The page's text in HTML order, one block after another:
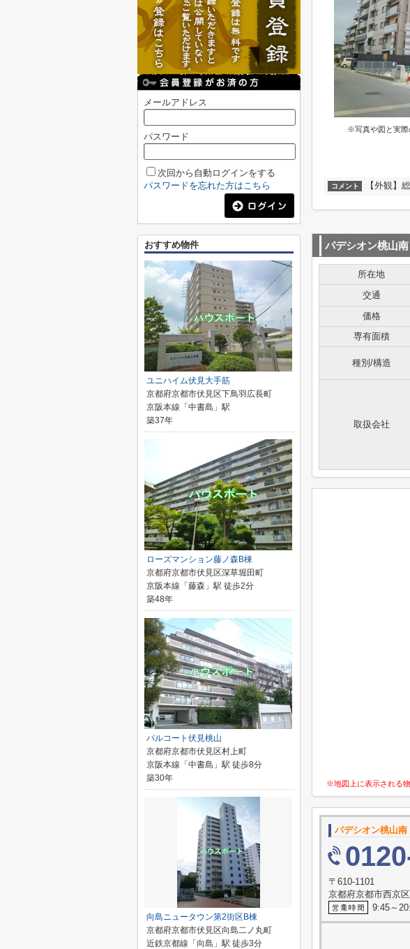
※写真や図と実際
コメント 【外観】
パデシオン桃山南
所在地
交通
価格
専有面積
種別/構造
取扱会社
※地図上に表示される
パデシオン桃山南
〒610-1101
京都府京都市西京
9:45～
メールアドレス
パスワード
次回から自動ログインをする
パスワードを忘れた方はこちら
おすすめ物件
ユニハイム伏見大手筋
京都府京都市伏見区下鳥羽広長町
京阪本線「中書島」駅
築37年
ローズマンション藤ノ森B棟
京都府京都市伏見区深草堀田町
京阪本線「藤森」駅 徒歩2分
築48年
パルコート伏見桃山
京都府京都市伏見区村上町
京阪本線「中書島」駅 徒歩8分
築30年
向島ニュータウン第2街区B棟
京都府京都市伏見区向島二ノ丸町
近鉄京都線「向島」駅 徒歩3分